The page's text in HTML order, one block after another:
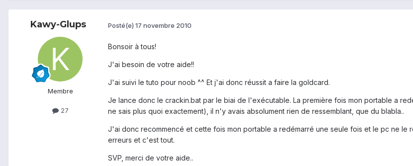
Kawy-Glups
Membre
27
Posté(e) 17 novembre 2010
Bonsoir à tous!
J'ai besoin de votre aide!!
J'ai suivi le tuto pour noob ^^ Et j'ai donc réussit a faire la goldcard.
Je lance donc le crackin.bat par le biai de l'exécutable. La première fois mon portable a
ne sais plus quoi exactement), il n'y avais absolument rien de ressemblant, que du blabla..
J'ai donc recommencé et cette fois mon portable a redémarré une seule fois et le pc ne le
erreurs et c'est tout.
SVP, merci de votre aide..